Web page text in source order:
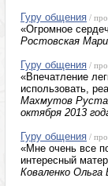
Гуру общения /
«Огромное
Ростовская
Гуру общения /
«Впечатление
использовать,
Махмутов
октября 2013
Гуру общения /
«Мне очень все
интересный
Коваленко Ольга